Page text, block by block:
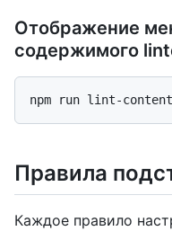
Отображение
содержимого
Правила
Каждое правило